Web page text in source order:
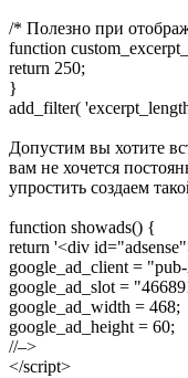
/* Полезно при
function
return 250;
}
add_filter(
Допустим вы хотите
вам не хочется
упростить создаем
function showads() {
return '<div
google_ad_client =
google_ad_slot =
google_ad_width = 468;
google_ad_height = 60;
//–>
</script>